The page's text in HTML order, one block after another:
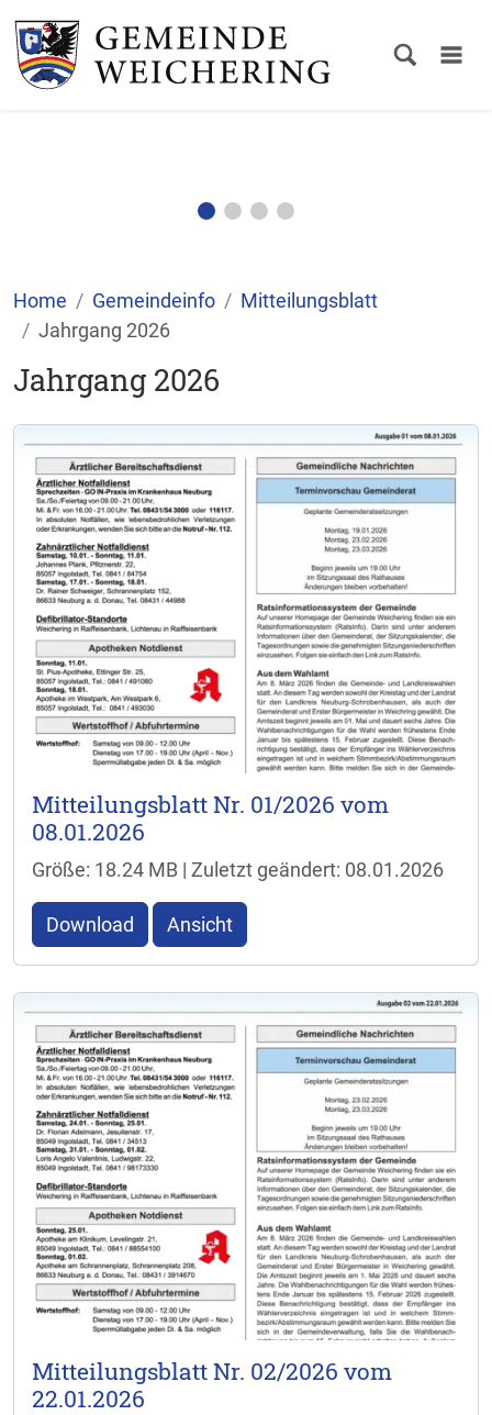
Home Gemeindeinfo
Mitteilungsblatt
Jahrgang 2026
Jahrgang 2026
Mitteilungsblatt Nr. 01/2026 vom
08.01.2026
Größe: 18.24 MB | Zuletzt geändert: 08.01.2026
Download Ansicht
Mitteilungsblatt Nr. 02/2026 vom
22.01.2026